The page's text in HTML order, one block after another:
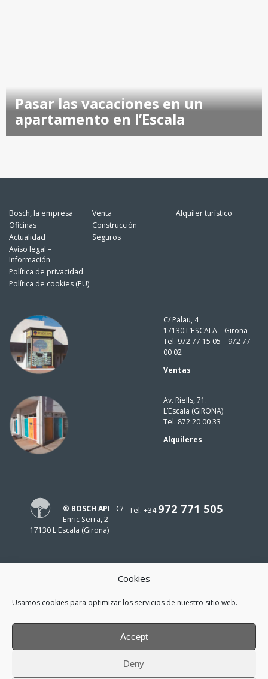
Cookies
Usamos cookies para optimizar los servicios de nuestro sitio web.
Accept
Deny
Pasar las vacaciones en un
apartamento en l’Escala
Bosch, la empresa
Oficinas
Actualidad
Aviso legal –
Información
Política de privacidad
Política de cookies (EU)
Venta
Construcción
Seguros
Alquiler turístico
C/ Palau, 4
17130 L’ESCALA – Girona
Tel. 972 77 15 05 – 972 77
00 02
Ventas
Av. Riells, 71.
L’Escala (GIRONA)
Tel. 872 20 00 33
Alquileres
Tel. +34972 771 505
® BOSCH API - C/
Enric Serra, 2 -
17130 L'Escala (Girona)
¡Mi e-mail es
y me interesa estar al día!
*He leído y acepto lapolítica de